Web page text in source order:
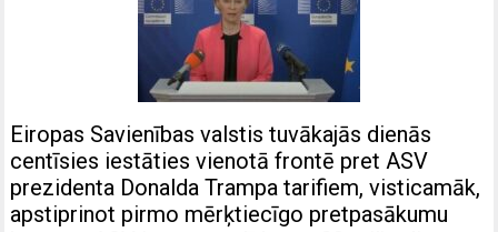
Eiropas Savienības valstis tuvākajās dienās
centīsies iestāties vienotā frontē pret ASV
prezidenta Donalda Trampa tarifiem, visticamāk,
apstiprinot pirmo mērķtiecīgo pretpasākumu